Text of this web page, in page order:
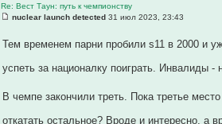
Re: Вест Таун: путь к чемпионству
nuclear launch detected 31 июл 2023, 23:43
Тем временем парни пробили s11 в 2000 и
успеть за националку поиграть. Инвалиды
В чемпе закончили треть. Пока третье
откатать остальное? Вроде и интересно, а